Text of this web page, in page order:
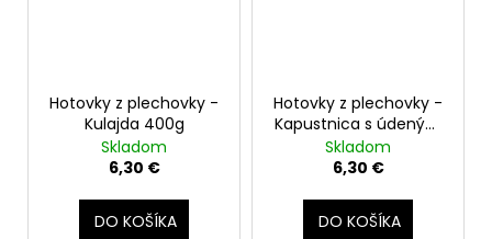
Hotovky z plechovky -
Kulajda 400g
Skladom
6,30 €
DO KOŠÍKA
Hotovky z plechovky -
Kapustnica s údeným
mäsom a klobásou
400g
Skladom
6,30 €
DO KOŠÍKA